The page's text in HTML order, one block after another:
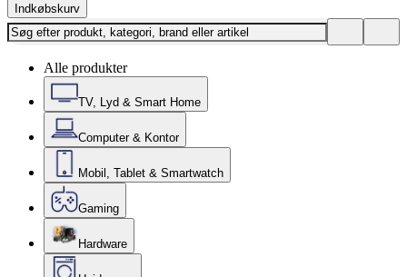
Indkøbskurv
Alle produkter
TV, Lyd & Smart Home
Computer & Kontor
Mobil, Tablet & Smartwatch
Gaming
Hardware